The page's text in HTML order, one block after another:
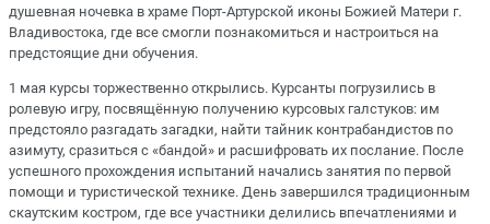
душевная ночевка в храме Порт-Артурской иконы Божией Матери г.
Владивостока, где все смогли познакомиться и настроиться на
предстоящие дни обучения.
1 мая курсы торжественно открылись. Курсанты погрузились в
ролевую игру, посвящённую получению курсовых галстуков: им
предстояло разгадать загадки, найти тайник контрабандистов по
азимуту, сразиться с «бандой» и расшифровать их послание. После
успешного прохождения испытаний начались занятия по первой
помощи и туристической технике. День завершился традиционным
скаутским костром, где все участники делились впечатлениями и